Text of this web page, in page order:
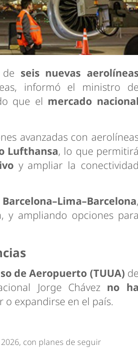
seis nuevas
informó el ministro de
que el mercado nacional
avanzadas con
Lufthansa, lo que permitirá
y ampliar la conectividad
,
y ampliando opciones para
de Aeropuerto (TUUA) de
Jorge Chávez no ha
expandirse en el país.
con planes de seguir